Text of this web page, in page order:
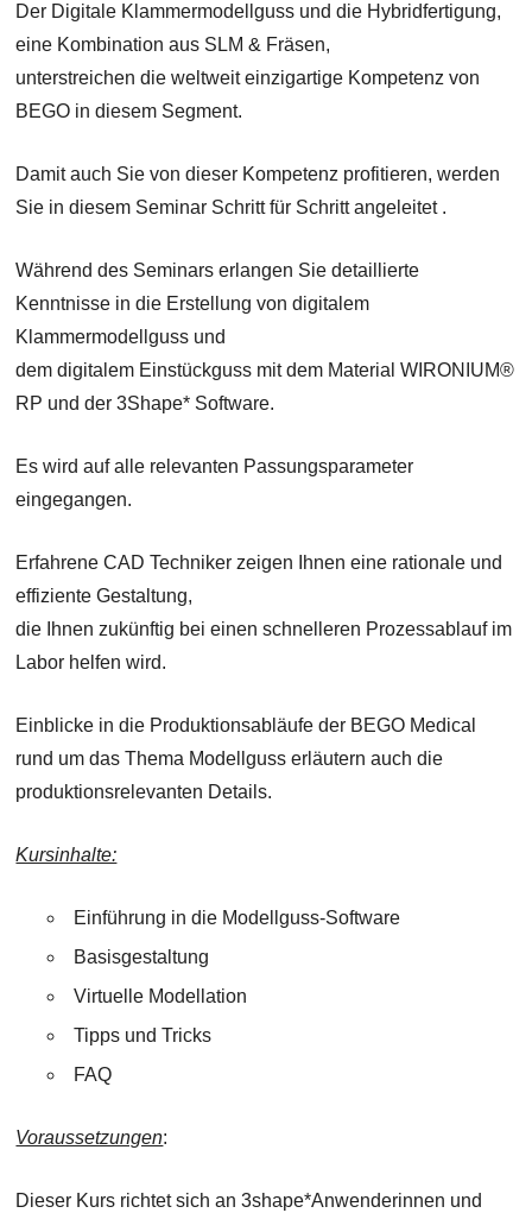
Der Digitale Klammermodellguss und die Hybridfertigung,
eine Kombination aus SLM & Fräsen,
unterstreichen die weltweit einzigartige Kompetenz von
BEGO in diesem Segment.
Damit auch Sie von dieser Kompetenz profitieren, werden
Sie in diesem Seminar Schritt für Schritt angeleitet .
Während des Seminars erlangen Sie detaillierte
Kenntnisse in die Erstellung von digitalem
Klammermodellguss und
dem digitalem Einstückguss mit dem Material WIRONIUM®
RP und der 3Shape* Software.
Es wird auf alle relevanten Passungsparameter
eingegangen.
Erfahrene CAD Techniker zeigen Ihnen eine rationale und
effiziente Gestaltung,
die Ihnen zukünftig bei einen schnelleren Prozessablauf im
Labor helfen wird.
Einblicke in die Produktionsabläufe der BEGO Medical
rund um das Thema Modellguss erläutern auch die
produktionsrelevanten Details.
Kursinhalte:
Einführung in die Modellguss-Software
Basisgestaltung
Virtuelle Modellation
Tipps und Tricks
FAQ
Voraussetzungen:
Dieser Kurs richtet sich an 3shape*Anwenderinnen und